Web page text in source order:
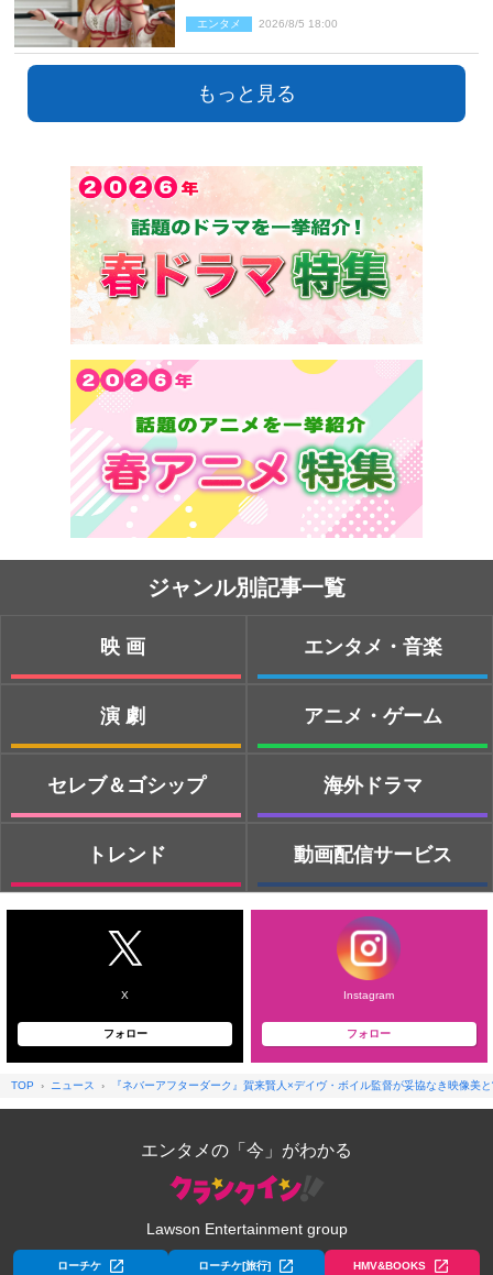
エンタメ 2026/8/5 18:00
もっと見る
ジャンル別記事一覧
映画
演劇
セレブ＆ゴシップ
トレンド
エンタメ・音楽
アニメ・ゲーム
海外ドラマ
動画配信サービス
X
フォロー
Instagram
フォロー
TOP ニュース 『ネバーアフターダーク』賀来賢人×デイヴ・ボイル監督が妥協なき映像美
エンタメの「今」がわかる
Lawson Entertainment group
ローチケ ローチケ[旅行] HMV&BOOKS